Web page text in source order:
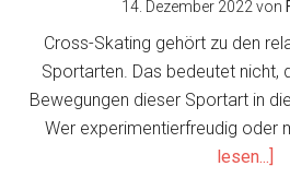
14. Dezember 2022von
Cross-Skating gehört zu den
Sportarten. Das bedeutet nicht,
Bewegungen dieser Sportart in
Wer experimentierfreudig oder
lesen...]